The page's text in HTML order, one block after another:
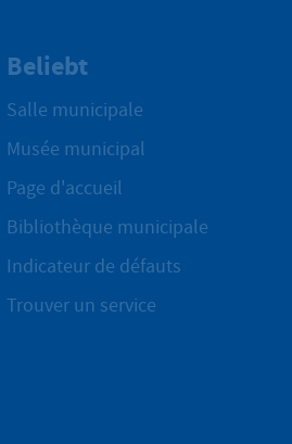
Beliebt
Salle municipale
Musée municipal
Page d'accueil
Bibliothèque municipale
Indicateur de défauts
Trouver un service